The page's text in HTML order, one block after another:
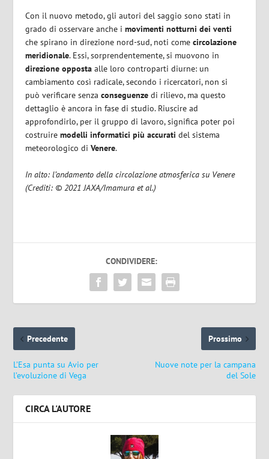
Con il nuovo metodo, gli autori del saggio sono stati in
grado di osservare anche imovimenti notturni dei venti
che spirano in direzione nord-sud, noti comecircolazione
meridionale. Essi, sorprendentemente, si muovono in
direzione opposta alle loro controparti diurne: un
cambiamento così radicale, secondo i ricercatori, non si
può verificare senzaconseguenze di rilievo, ma questo
dettaglio è ancora in fase di studio. Riuscire ad
approfondirlo, per il gruppo di lavoro, significa poter poi
costruiremodelli informatici più accurati del sistema
meteorologico diVenere.
In alto: l’andamento della circolazione atmosferica su Venere
(Crediti: © 2021 JAXA/Imamura et al.)
CONDIVIDERE:
Precedente
L’Esa punta su Avio per
l’evoluzione di Vega
Prossimo
Nuove note per la campana
del Sole
CIRCA L'AUTORE